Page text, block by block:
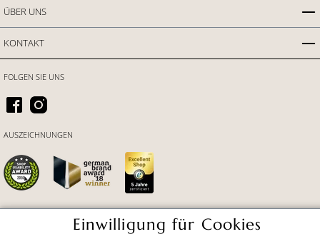
ÜBER UNS
KONTAKT
FOLGEN SIE UNS
AUSZEICHNUNGEN
Einwilligung für Cookies